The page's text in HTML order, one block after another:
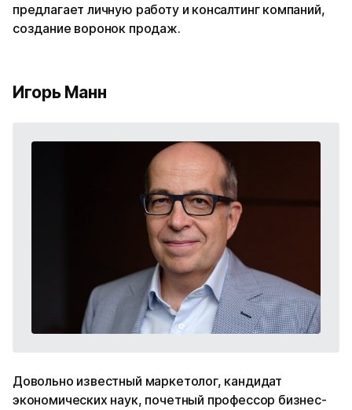
предлагает личную работу и консалтинг компаний,
создание воронок продаж.
Игорь Манн
Довольно известный маркетолог, кандидат
экономических наук, почетный профессор бизнес-